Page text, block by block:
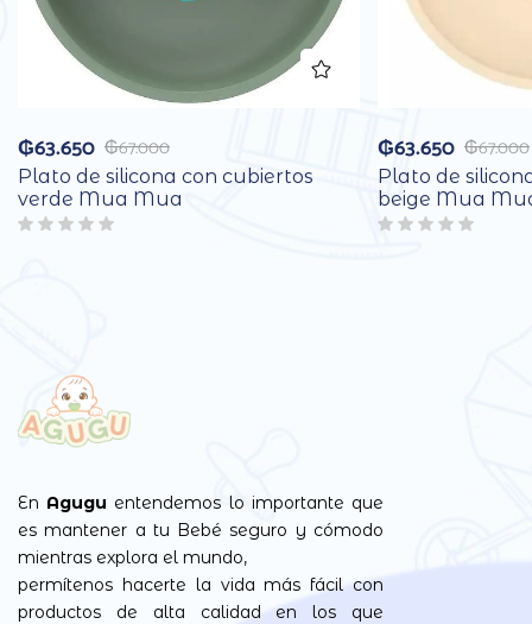
₲67.000
₲63.650
Plato de silicona con cubiertos
verde Mua Mua
₲67.000
₲63.650
Plato de
beige Mua
En Agugu entendemos lo importante que
es mantener a tu Bebé seguro y cómodo
mientras explora el mundo,
permítenos hacerte la vida más fácil con
productos de alta calidad en los que